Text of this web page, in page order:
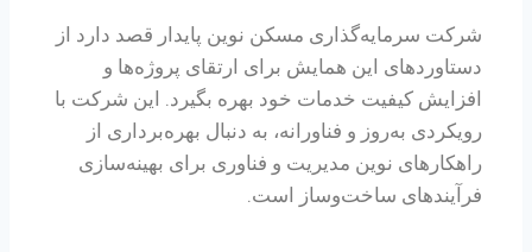
شرکت سرمایه‌گذاری مسکن نوین پایدار قصد دارد از
دستاوردهای این همایش برای ارتقای پروژه‌ها و
افزایش کیفیت خدمات خود بهره بگیرد. این شرکت با
رویکردی به‌روز و فناورانه، به دنبال بهره‌برداری از
راهکارهای نوین مدیریت و فناوری برای بهینه‌سازی
فرآیندهای ساخت‌وساز است.